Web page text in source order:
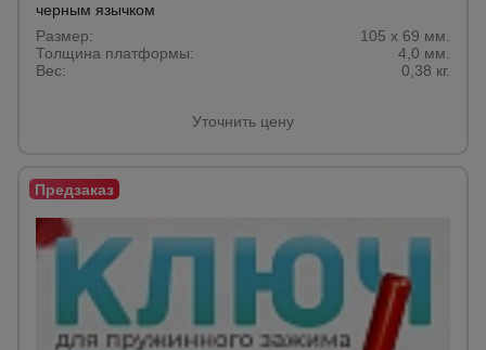
черным язычком
Размер:
105 x 69 мм.
Толщина платформы:
4,0 мм.
Вес:
0,38 кг.
Уточнить цену